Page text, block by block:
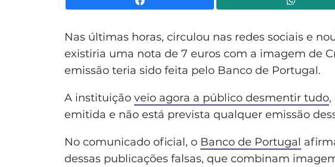
Nas últimas horas, circulou nas redes sociais e
existiria uma nota de 7 euros com a imagem de
emissão teria sido feita pelo Banco de Portugal.
A instituição veio agora a público desmentir tudo
emitida e não está prevista qualquer emissão
No comunicado oficial, o Banco de Portugal
dessas publicações falsas, que combinam